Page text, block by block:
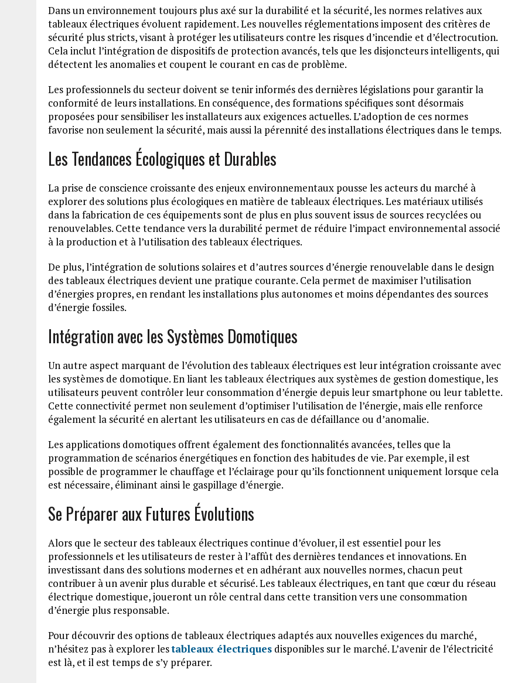
Dans un environnement toujours plus axé sur la durabilité et la sécurité, les normes relatives aux
tableaux électriques évoluent rapidement. Les nouvelles réglementations imposent des critères de
sécurité plus stricts, visant à protéger les utilisateurs contre les risques d’incendie et d’électrocution.
Cela inclut l’intégration de dispositifs de protection avancés, tels que les disjoncteurs intelligents, qui
détectent les anomalies et coupent le courant en cas de problème.
Les professionnels du secteur doivent se tenir informés des dernières législations pour garantir la
conformité de leurs installations. En conséquence, des formations spécifiques sont désormais
proposées pour sensibiliser les installateurs aux exigences actuelles. L’adoption de ces normes
favorise non seulement la sécurité, mais aussi la pérennité des installations électriques dans le temps.
Les Tendances Écologiques et Durables
La prise de conscience croissante des enjeux environnementaux pousse les acteurs du marché à
explorer des solutions plus écologiques en matière de tableaux électriques. Les matériaux utilisés
dans la fabrication de ces équipements sont de plus en plus souvent issus de sources recyclées ou
renouvelables. Cette tendance vers la durabilité permet de réduire l’impact environnemental associé
à la production et à l’utilisation des tableaux électriques.
De plus, l’intégration de solutions solaires et d’autres sources d’énergie renouvelable dans le design
des tableaux électriques devient une pratique courante. Cela permet de maximiser l’utilisation
d’énergies propres, en rendant les installations plus autonomes et moins dépendantes des sources
d’énergie fossiles.
Intégration avec les Systèmes Domotiques
Un autre aspect marquant de l’évolution des tableaux électriques est leur intégration croissante avec
les systèmes de domotique. En liant les tableaux électriques aux systèmes de gestion domestique, les
utilisateurs peuvent contrôler leur consommation d’énergie depuis leur smartphone ou leur tablette.
Cette connectivité permet non seulement d’optimiser l’utilisation de l’énergie, mais elle renforce
également la sécurité en alertant les utilisateurs en cas de défaillance ou d’anomalie.
Les applications domotiques offrent également des fonctionnalités avancées, telles que la
programmation de scénarios énergétiques en fonction des habitudes de vie. Par exemple, il est
possible de programmer le chauffage et l’éclairage pour qu’ils fonctionnent uniquement lorsque cela
est nécessaire, éliminant ainsi le gaspillage d’énergie.
Se Préparer aux Futures Évolutions
Alors que le secteur des tableaux électriques continue d’évoluer, il est essentiel pour les
professionnels et les utilisateurs de rester à l’affût des dernières tendances et innovations. En
investissant dans des solutions modernes et en adhérant aux nouvelles normes, chacun peut
contribuer à un avenir plus durable et sécurisé. Les tableaux électriques, en tant que cœur du réseau
électrique domestique, joueront un rôle central dans cette transition vers une consommation
d’énergie plus responsable.
Pour découvrir des options de tableaux électriques adaptés aux nouvelles exigences du marché,
n’hésitez pas à explorer lestableaux électriques disponibles sur le marché. L’avenir de l’électricité
est là, et il est temps de s’y préparer.